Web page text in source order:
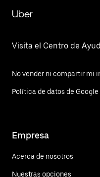
Uber
Visita el Centro de
No vender ni compartir mi
Política de datos de Google
Empresa
Acerca de nosotros
Nuestras opciones